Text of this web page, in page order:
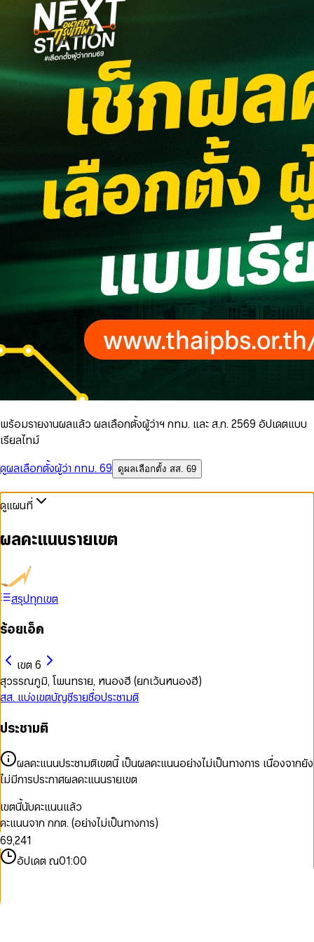
พร้อมรายงานผลแล้ว ผลเลือกตั้งผู้ว่าฯ กทม. และ ส.ก. 2569 อัปเดตแบบ
เรียลไทม์
ดูผลเลือกตั้งผู้ว่า กทม. 69
ดูผลเลือกตั้ง สส. 69
ดูแผนที่
ผลคะแนนรายเขต
สรุปทุกเขต
ร้อยเอ็ด
เขต 6
สุวรรณภูมิ, โพนทราย, หนองฮี (ยกเว้นหนองฮี)
สส. แบ่งเขตบัญชีรายชื่อประชามติ
ประชามติ
ผลคะแนนประชามติเขตนี้ เป็นผลคะแนนอย่างไม่เป็นทางการ เนื่องจากยัง
ไม่มีการประกาศผลคะแนนรายเขต
เขตนี้นับคะแนนแล้ว
คะแนนจาก กกต. (อย่างไม่เป็นทางการ)
0
1
2
3
4
5
6
7
8
0
1
2
3
4
5
6
7
8
9,
0
1
2
3
4
0
1
2
3
4
5
6
0
1
2
3
อัปเดต ณ01:00